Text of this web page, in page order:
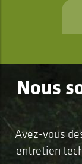
Nous
Avez-vous
entretien